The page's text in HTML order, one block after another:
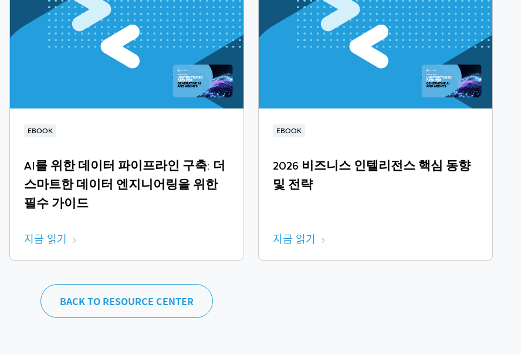
EBOOK
AI를 위한 데이터 파이프라인 구축: 더
스마트한 데이터 엔지니어링을 위한
필수 가이드
지금 읽기
EBOOK
2026 비즈니스 인텔리전스 핵심 동향
및 전략
지금 읽기
BACK TO RESOURCE CENTER